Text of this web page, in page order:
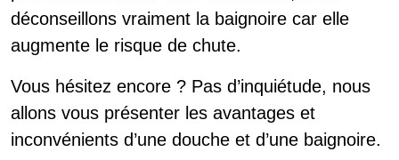
déconseillons vraiment la baignoire car elle
augmente le risque de chute.
Vous hésitez encore ? Pas d’inquiétude, nous
allons vous présenter les avantages et
inconvénients d’une douche et d’une baignoire.